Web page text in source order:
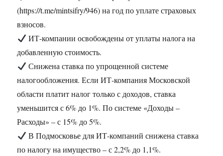
(https://t.me/mintsifry/946) на год по уплате страховых
взносов.
ИТ-компании освобождены от уплаты налога на
добавленную стоимость.
Снижена ставка по упрощенной системе
налогообложения. Если ИТ-компания Московской
области платит налог только с доходов, ставка
уменьшится с 6% до 1%. По системе «Доходы –
Расходы» – с 15% до 5%.
В Подмосковье для ИТ-компаний снижена ставка
по налогу на имущество – с 2,2% до 1,1%.